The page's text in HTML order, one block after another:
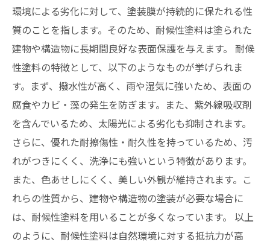
環境による劣化に対して、塗装膜が持続的に保たれる性
質のことを指します。そのため、耐候性塗料は塗られた
建物や構造物に長期間良好な表面保護を与えます。 耐候
性塗料の特徴として、以下のようなものが挙げられま
す。まず、撥水性が高く、雨や湿気に強いため、表面の
腐食やカビ・藻の発生を防ぎます。また、紫外線吸収剤
を含んでいるため、太陽光による劣化も抑制されます。
さらに、優れた耐擦傷性・耐久性を持っているため、汚
れがつきにくく、洗浄にも強いという特徴があります。
また、色あせしにくく、美しい外観が維持されます。こ
れらの性質から、建物や構造物の塗装が必要な場合に
は、耐候性塗料を用いることが多くなっています。 以上
のように、耐候性塗料は自然環境に対する抵抗力が高